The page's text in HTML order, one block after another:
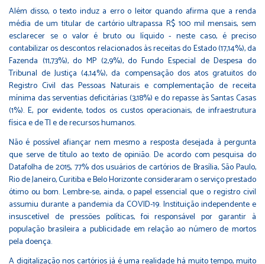
Além disso, o texto induz a erro o leitor quando afirma que a renda
média de um titular de cartório ultrapassa R$ 100 mil mensais, sem
esclarecer se o valor é bruto ou líquido - neste caso, é preciso
contabilizar os descontos relacionados às receitas do Estado (17,14%), da
Fazenda (11,73%), do MP (2,9%), do Fundo Especial de Despesa do
Tribunal de Justiça (4,14%), da compensação dos atos gratuitos do
Registro Civil das Pessoas Naturais e complementação de receita
mínima das serventias deficitárias (3,18%) e do repasse às Santas Casas
(1%). E, por evidente, todos os custos operacionais, de infraestrutura
física e de TI e de recursos humanos.
Não é possível afiançar nem mesmo a resposta desejada à pergunta
que serve de título ao texto de opinião. De acordo com pesquisa do
Datafolha de 2015, 77% dos usuários de cartórios de Brasília, São Paulo,
Rio de Janeiro, Curitiba e Belo Horizonte consideraram o serviço prestado
ótimo ou bom. Lembre-se, ainda, o papel essencial que o registro civil
assumiu durante a pandemia da COVID-19. Instituição independente e
insuscetível de pressões políticas, foi responsável por garantir à
população brasileira a publicidade em relação ao número de mortos
pela doença.